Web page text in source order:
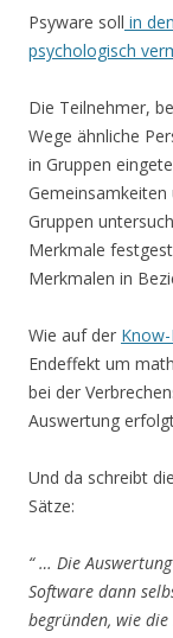
Psyware soll in
psychologisch
Die Teilnehmer,
Wege ähnliche
in Gruppen
Gruppen
Merkmale
Merkmalen in
Wie auf der
Endeffekt um
bei der
Auswertung
Und da schreibt
Sätze:
“ … Die
Software dann
begründen, wie